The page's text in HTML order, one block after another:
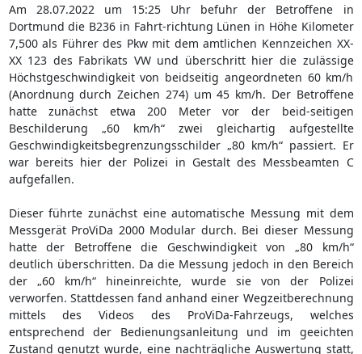
Am 28.07.2022 um 15:25 Uhr befuhr der Betroffene in
Dortmund die B236 in Fahrt-richtung Lünen in Höhe Kilometer
7,500 als Führer des Pkw mit dem amtlichen Kennzeichen XX-
XX 123 des Fabrikats VW und überschritt hier die zulässige
Höchstgeschwindigkeit von beidseitig angeordneten 60 km/h
(Anordnung durch Zeichen 274) um 45 km/h. Der Betroffene
hatte zunächst etwa 200 Meter vor der beid-seitigen
Beschilderung „60 km/h“ zwei gleichartig aufgestellte
Geschwindigkeitsbegrenzungsschilder „80 km/h“ passiert. Er
war bereits hier der Polizei in Gestalt des Messbeamten C
aufgefallen.
Dieser führte zunächst eine automatische Messung mit dem
Messgerät ProViDa 2000 Modular durch. Bei dieser Messung
hatte der Betroffene die Geschwindigkeit von „80 km/h“
deutlich überschritten. Da die Messung jedoch in den Bereich
der „60 km/h“ hineinreichte, wurde sie von der Polizei
verworfen. Stattdessen fand anhand einer Wegzeitberechnung
mittels des Videos des ProViDa-Fahrzeugs, welches
entsprechend der Bedienungsanleitung und im geeichten
Zustand genutzt wurde, eine nachträgliche Auswertung statt,